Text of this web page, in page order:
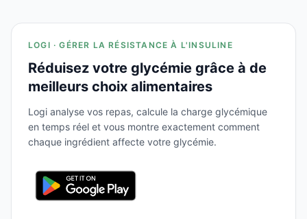
LOGI · GÉRER LA RÉSISTANCE À L'INSULINE
Réduisez votre glycémie grâce à de
meilleurs choix alimentaires
Logi analyse vos repas, calcule la charge glycémique
en temps réel et vous montre exactement comment
chaque ingrédient affecte votre glycémie.